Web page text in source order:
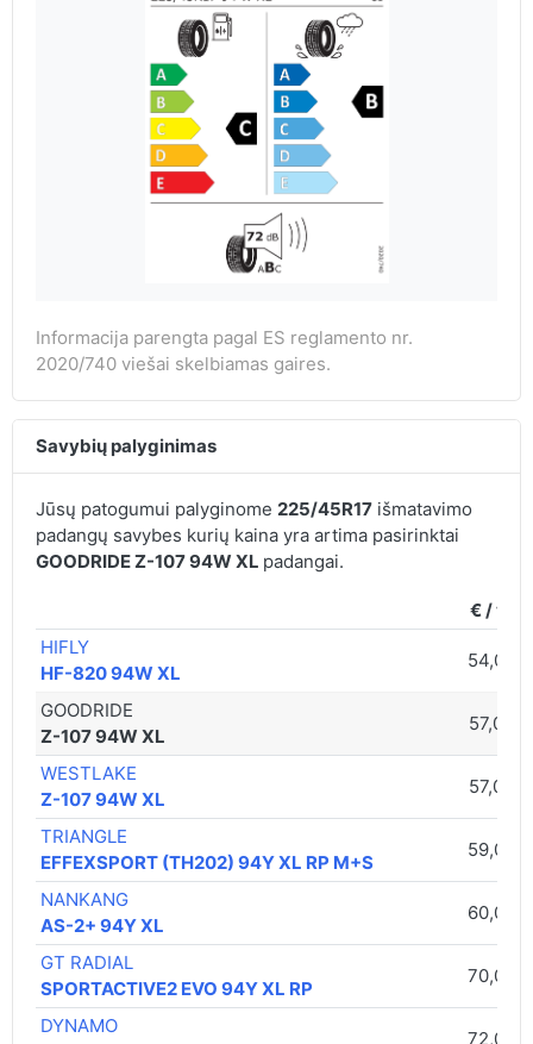
Informacija parengta pagal ES reglamento nr.
2020/740 viešai skelbiamas gaires.
Savybių palyginimas
Jūsų patogumui palyginome 225/45R17išmatavimo
padangų savybes kurių kaina yra artima pasirinktai
GOODRIDE Z-107 94W XL padangai.
€ / vnt.
HIFLY
HF-820 94W XL
54,00 €
GOODRIDE
Z-107 94W XL
57,00 €
WESTLAKE
Z-107 94W XL
57,00 €
TRIANGLE
EFFEXSPORT (TH202) 94Y XL RP M+S
59,00 €
NANKANG
AS-2+ 94Y XL
60,00 €
GT RADIAL
SPORTACTIVE2 EVO 94Y XL RP
70,00 €
DYNAMO
72,00 €